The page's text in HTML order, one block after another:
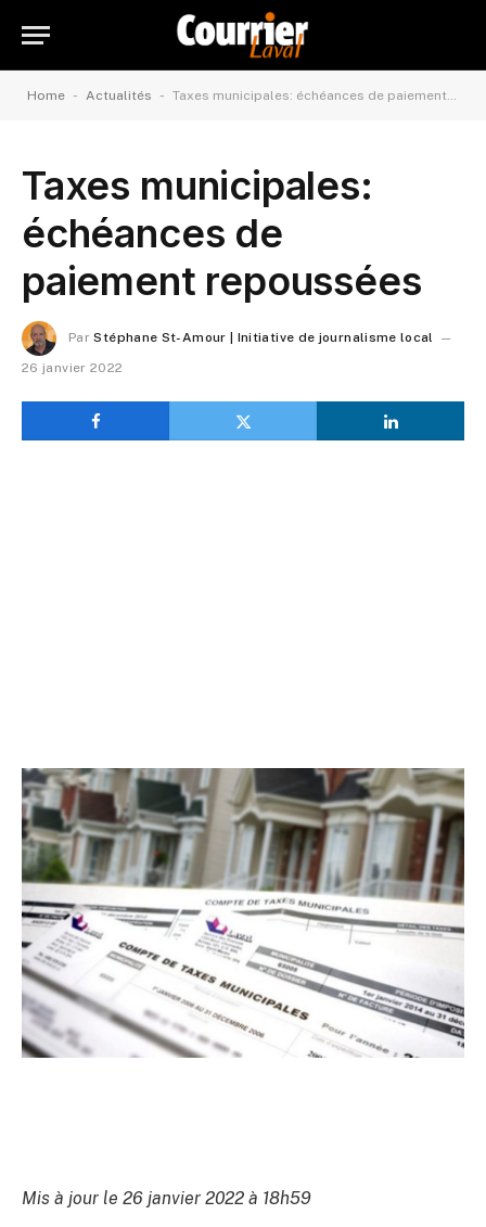
Home - Actualités - Taxes municipales: échéances de paiement repoussées
Taxes municipales:
échéances de
paiement repoussées
Par Stéphane St-Amour | Initiative de journalisme local
26 janvier 2022
Mis à jour le 26 janvier 2022 à 18h59